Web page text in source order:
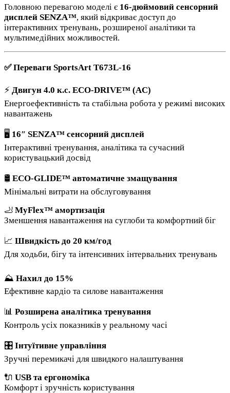
Головною перевагою моделі є 16-дюймовий сенсорний
дисплей SENZA™, який відкриває доступ до
інтерактивних тренувань, розширеної аналітики та
мультимедійних можливостей.
✅ Переваги SportsArt T673L-16
⚡ Двигун 4.0 к.с. ECO-DRIVE™ (AC)
Енергоефективність та стабільна робота у режимі високих
навантажень
🖥️ 16″ SENZA™ сенсорний дисплей
Інтерактивні тренування, аналітика та сучасний
користувацький досвід
🛢️ ECO-GLIDE™ автоматичне змащування
Мінімальні витрати на обслуговування
🦶 MyFlex™ амортизація
Зменшення навантаження на суглоби та комфортний біг
📈 Швидкість до 20 км/год
Для ходьби, бігу та інтенсивних інтервальних тренувань
⛰️ Нахил до 15%
Ефективне кардіо та силове навантаження
📊 Розширена аналітика тренування
Контроль усіх показників у реальному часі
🎛️ Інтуїтивне управління
Зручні перемикачі для швидкого налаштування
🔌 USB та ергономіка
Комфорт і зручність користування